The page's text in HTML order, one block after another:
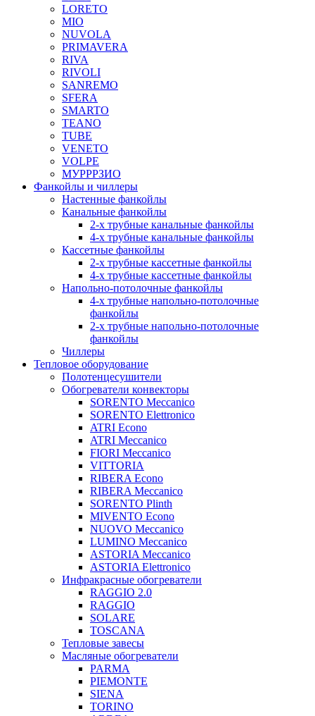
LORETO
MIO
NUVOLA
PRIMAVERA
RIVA
RIVOLI
SANREMO
SFERA
SMARTO
TEANO
TUBE
VENETO
VOLPE
МУРРРЗИО
Фанкойлы и чиллеры
Настенные фанкойлы
Канальные фанкойлы
2-х трубные канальные фанкойлы
4-х трубные канальные фанкойлы
Кассетные фанкойлы
2-х трубные кассетные фанкойлы
4-х трубные кассетные фанкойлы
Напольно-потолочные фанкойлы
4-х трубные напольно-потолочные
фанкойлы
2-х трубные напольно-потолочные
фанкойлы
Чиллеры
Тепловое оборудование
Полотенцесушители
Обогреватели конвекторы
SORENTO Meccanico
SORENTO Elettronico
ATRI Econo
ATRI Meccanico
FIORI Meccanico
VITTORIA
RIBERA Econo
RIBERA Meccanico
SORENTO Plinth
MIVENTO Econo
NUOVO Meccanico
LUMINO Meccanico
ASTORIA Meccanico
ASTORIA Elettronico
Инфракрасные обогреватели
RAGGIO 2.0
RAGGIO
SOLARE
TOSCANA
Тепловые завесы
Масляные обогреватели
PARMA
PIEMONTE
SIENA
TORINO